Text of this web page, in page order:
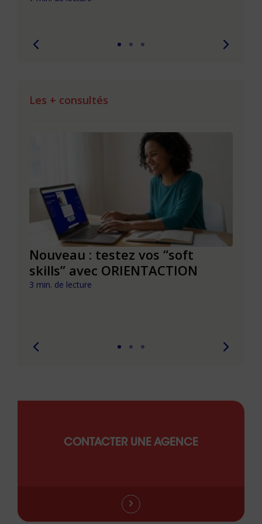
Les + consultés
Nouveau : testez vos “soft
skills” avec ORIENTACTION
3 min. de lecture
CONTACTER UNE AGENCE